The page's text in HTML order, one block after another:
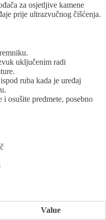
za osjetljive kamene
prije ultrazvučnog čišćenja.
uključenim radi
ruba kada je uređaj
osušite predmete, posebno
Value